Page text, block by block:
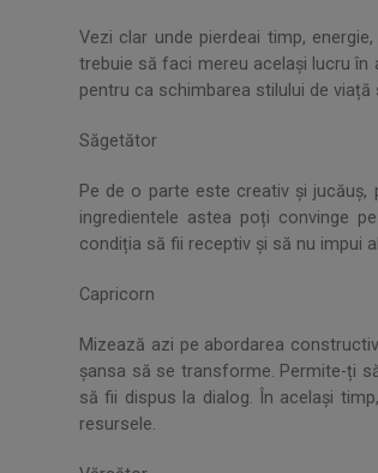
Vezi clar unde pierdeai timp,
trebuie să faci mereu același lucru
pentru ca schimbarea stilului de
Săgetător
Pe de o parte este creativ și
ingredientele astea poți convinge
condiția să fii receptiv și să nu impui
Capricorn
Mizează azi pe abordarea
șansa să se transforme. Permite-ți
să fii dispus la dialog. În același
resursele.